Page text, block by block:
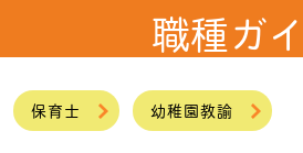
職種ガ
保育士 幼稚園教諭